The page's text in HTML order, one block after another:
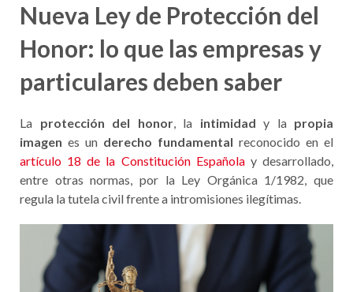
Nueva Ley de Protección del
Honor: lo que las empresas y
particulares deben saber
La protección del honor, la intimidad y lapropia
imagen es un derecho fundamental reconocido en el
artículo 18 de la Constitución Españolay desarrollado,
entre otras normas, por la Ley Orgánica 1/1982, que
regula la tutela civil frente a intromisiones ilegítimas.